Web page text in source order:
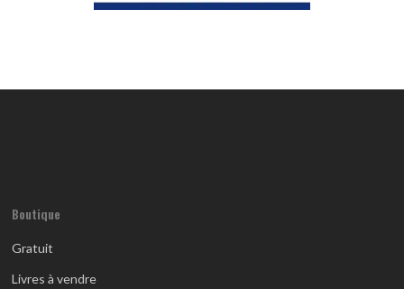
Boutique
Gratuit
Livres à vendre